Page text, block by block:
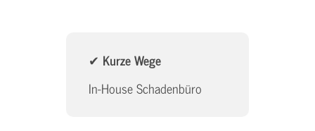
✔ Kurze Wege
In-House Schadenbüro